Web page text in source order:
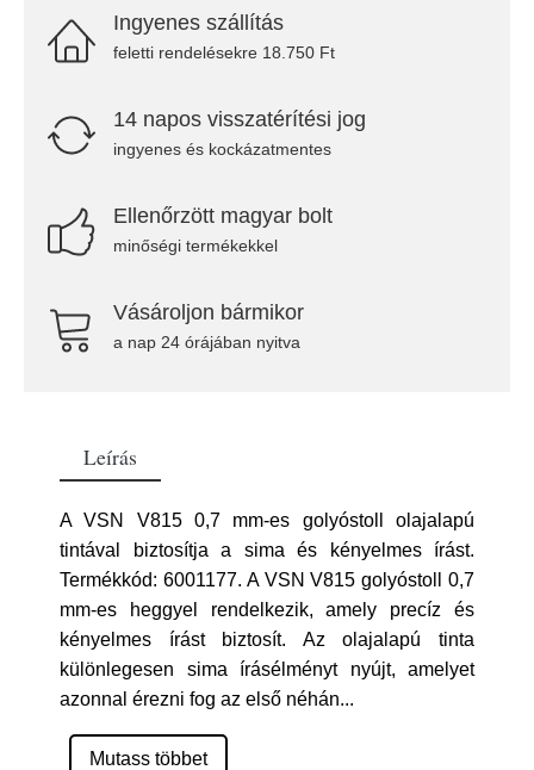
Ingyenes szállítás
feletti rendelésekre 18.750 Ft
14 napos visszatérítési jog
ingyenes és kockázatmentes
Ellenőrzött magyar bolt
minőségi termékekkel
Vásároljon bármikor
a nap 24 órájában nyitva
Leírás
A VSN V815 0,7 mm-es golyóstoll olajalapú
tintával biztosítja a sima és kényelmes írást.
Termékkód: 6001177. A VSN V815 golyóstoll 0,7
mm-es heggyel rendelkezik, amely precíz és
kényelmes írást biztosít. Az olajalapú tinta
különlegesen sima írásélményt nyújt, amelyet
azonnal érezni fog az első néhán...
Mutass többet